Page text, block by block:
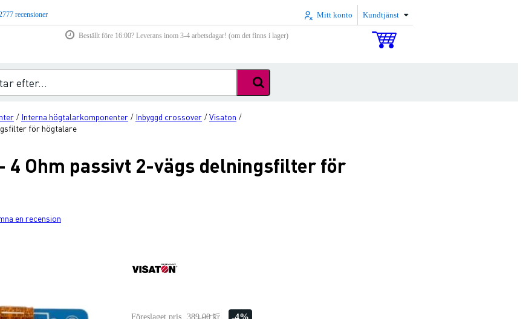
recensioner Mitt konto Kundtjänst
Beställt före 16:00? Leverans inom 3-4 arbetsdagar! (om det finns i lager)
/ Interna högtalarkomponenter / Inbyggd crossover /Visaton /
för högtalare
4 Ohm passivt 2-vägs delningsfilter för
en recension
Föreslaget pris 389,00 kr -4%